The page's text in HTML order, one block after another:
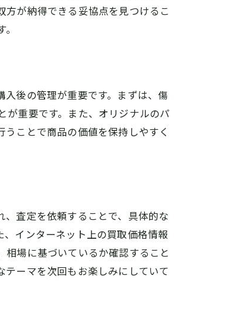
が納得できる妥協点を見つけるこ
後の管理が重要です。まずは、傷
が重要です。また、オリジナルのパ
ことで商品の価値を保持しやすく
査定を依頼することで、具体的な
インターネット上の買取価格情報
場に基づいているか確認すること
ーマを次回もお楽しみにしていて